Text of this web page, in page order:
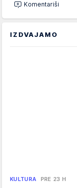
Komentariši
IZDVAJAMO
KULTURA PRE 23 H